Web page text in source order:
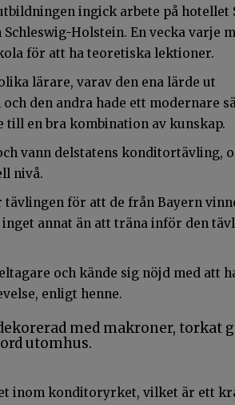
ingick arbete på hotellet
Holstein. En vecka varje
för att ha teoretiska lektioner.
lärare, varav den ena lärde ut
den andra hade ett modernare
en bra kombination av kunskap.
vann delstatens konditortävling,
nivå.
för att de från Bayern
annat än att träna inför den
och kände sig nöjd med att
enligt henne.
inom konditoryrket, vilket är ett